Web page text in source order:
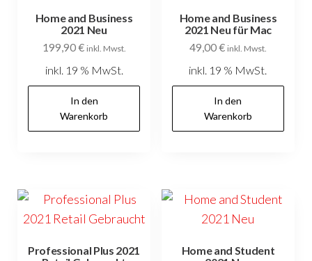
Home and Business
2021 Neu
199,90€ inkl. Mwst.
inkl. 19 % MwSt.
In den
Warenkorb
Home and Business
2021 Neu für Mac
49,00€ inkl. Mwst.
inkl. 19 % MwSt.
In den
Warenkorb
Professional Plus 2021
Home and Student